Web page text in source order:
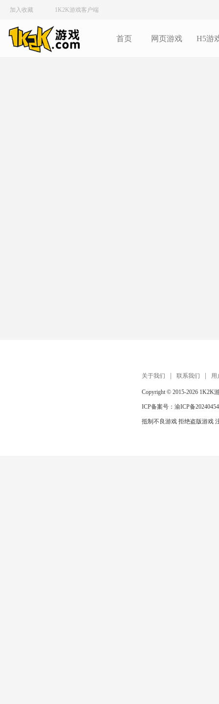
加入收藏 1K2K游戏客户端
首页 网页游戏 H5游
关于我们 联系我们 用
Copyright © 2015-2026 1K2K
ICP备案号： 渝ICP备
抵制不良游戏 拒绝盗版游戏